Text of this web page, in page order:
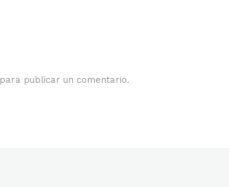
para publicar un comentario.